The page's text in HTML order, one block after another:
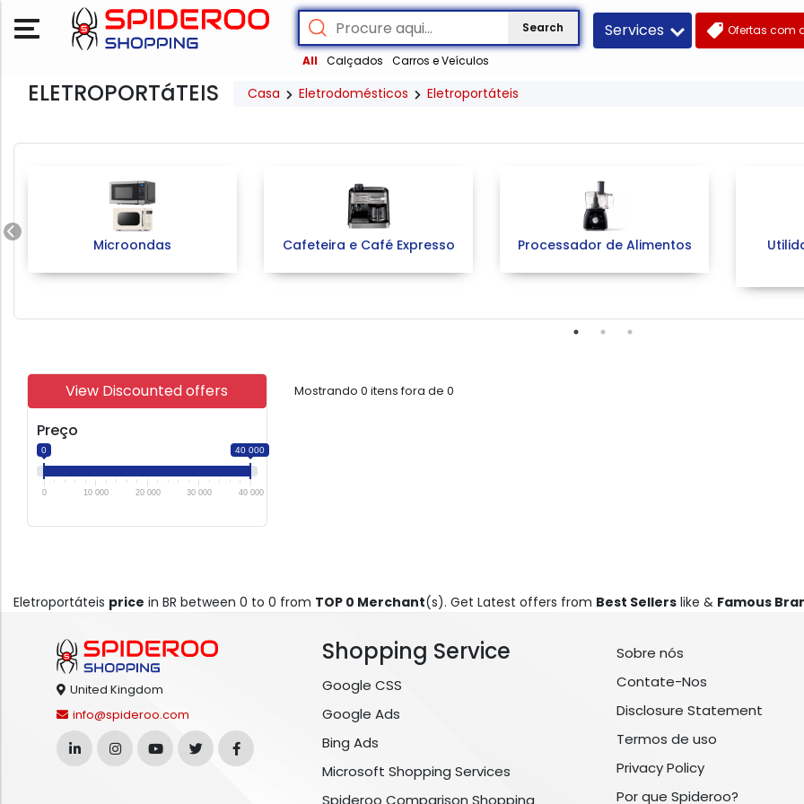
Search
All Calçados Carros e Veículos
Services Ofertas com
ELETROPORTáTEIS Casa Eletrodomésticos Eletroportáteis
Previous
Microondas Cafeteira e Café Expresso Processador de Alimentos
View Discounted offers
Preço
0 40 000
0 10 000 20 000 30 000 40 000
Mostrando 0 itens fora de 0
Eletroportáteis price in BR between 0 to 0 from TOP 0 Merchant(s). Get Latest offers from Best Sellers like & Famous
United Kingdom
info@spideroo.com
Shopping Service
Google CSS
Google Ads
Bing Ads
Microsoft Shopping Services
Spideroo Comparison Shopping
Sobre nós
Contate-Nos
Disclosure Statement
Termos de uso
Privacy Policy
Por que Spideroo?